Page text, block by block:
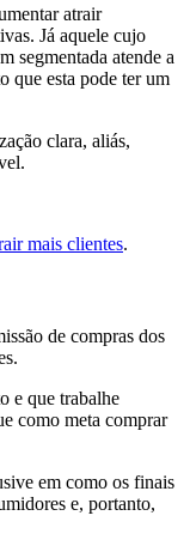
atrair
Já aquele cujo
segmentada atende a
que esta pode ter um
clara, aliás,
mais clientes.
de compras dos
e que trabalhe
como meta comprar
em como os finais
e, portanto,